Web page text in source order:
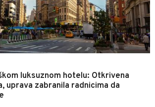
luksuznom hotelu: Otkrivena
uprava zabranila radnicima da